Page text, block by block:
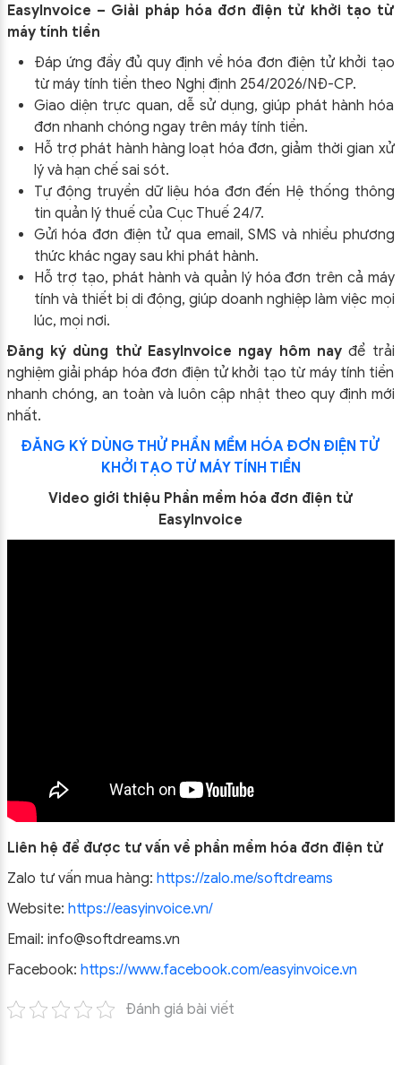
EasyInvoice – Giải pháp hóa đơn điện tử khởi tạo từ
máy tính tiền
Đáp ứng đầy đủ quy định về hóa đơn điện tử khởi tạo
từ máy tính tiền theo Nghị định 254/2026/NĐ-CP.
Giao diện trực quan, dễ sử dụng, giúp phát hành hóa
đơn nhanh chóng ngay trên máy tính tiền.
Hỗ trợ phát hành hàng loạt hóa đơn, giảm thời gian xử
lý và hạn chế sai sót.
Tự động truyền dữ liệu hóa đơn đến Hệ thống thông
tin quản lý thuế của Cục Thuế 24/7.
Gửi hóa đơn điện tử qua email, SMS và nhiều phương
thức khác ngay sau khi phát hành.
Hỗ trợ tạo, phát hành và quản lý hóa đơn trên cả máy
tính và thiết bị di động, giúp doanh nghiệp làm việc mọi
lúc, mọi nơi.
Đăng ký dùng thử EasyInvoice ngay hôm nayđể trải
nghiệm giải pháp hóa đơn điện tử khởi tạo từ máy tính tiền
nhanh chóng, an toàn và luôn cập nhật theo quy định mới
nhất.
ĐĂNG KÝ DÙNG THỬ PHẦN MỀM HÓA ĐƠN ĐIỆN TỬ
KHỞI TẠO TỪ MÁY TÍNH TIỀN
Video giới thiệu Phần mềm hóa đơn điện tử
EasyInvoice
Liên hệ để được tư vấn về phần mềm hóa đơn điện tử
Zalo tư vấn mua hàng: https://zalo.me/softdreams
Website: https://easyinvoice.vn/
Email: info@softdreams.vn
Facebook: https://www.facebook.com/easyinvoice.vn
Đánh giá bài viết